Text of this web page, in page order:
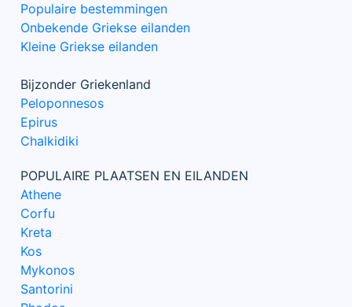
Populaire bestemmingen
Onbekende Griekse eilanden
Kleine Griekse eilanden
Bijzonder Griekenland
Peloponnesos
Epirus
Chalkidiki
POPULAIRE PLAATSEN EN EILANDEN
Athene
Corfu
Kreta
Kos
Mykonos
Santorini